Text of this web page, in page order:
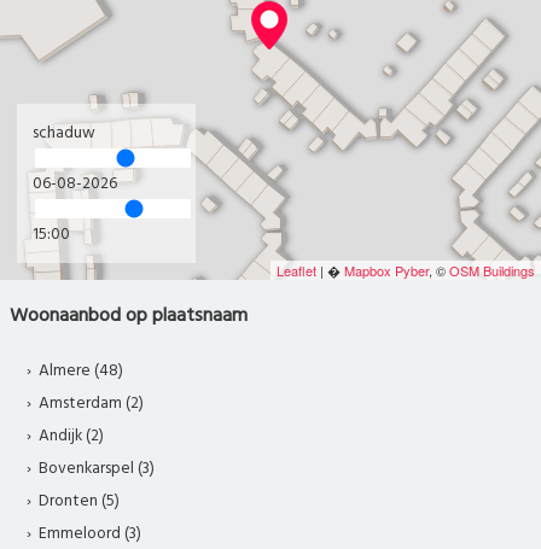
Leaflet | �Mapbox Pyber, ©OSM Buildings
schaduw
06-08-2026
15:00
Woonaanbod op plaatsnaam
Almere (48)
Amsterdam (2)
Andijk (2)
Bovenkarspel (3)
Dronten (5)
Emmeloord (3)